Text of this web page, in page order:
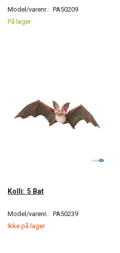
Model/varenr.: PA50209
På lager
Kolli: 5 Bat
Model/varenr.: PA50239
Ikke på lager